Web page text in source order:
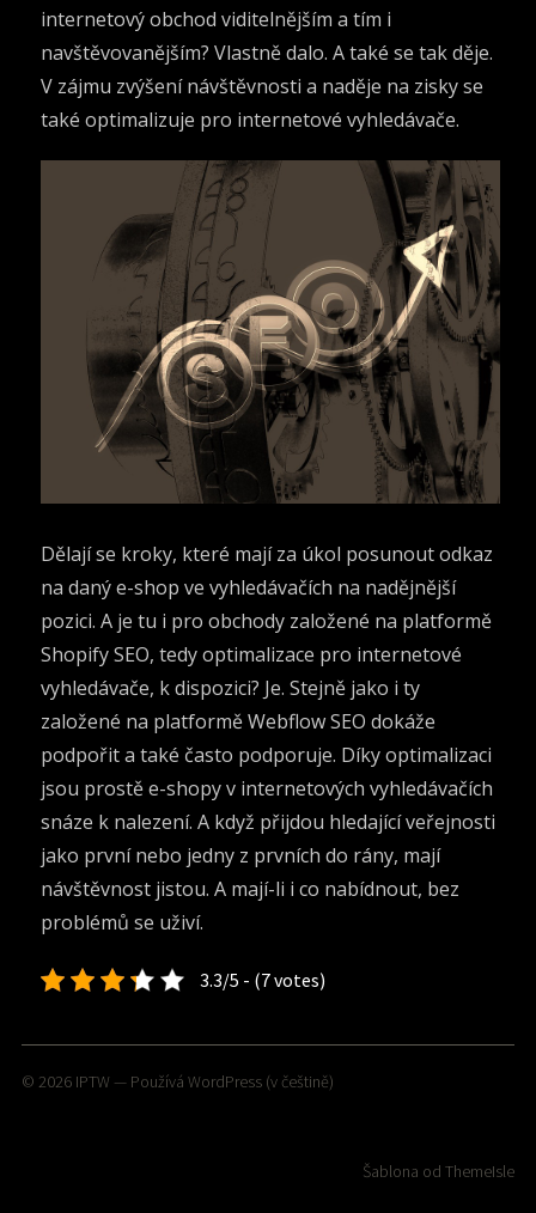
internetový obchod viditelnějším a tím i
navštěvovanějším? Vlastně dalo. A také se tak děje.
V zájmu zvýšení návštěvnosti a naděje na zisky se
také optimalizuje pro internetové vyhledávače.
Dělají se kroky, které mají za úkol posunout odkaz
na daný e-shop ve vyhledávačích na nadějnější
pozici. A je tu i pro obchody založené na platformě
Shopify SEO, tedy optimalizace pro internetové
vyhledávače, k dispozici? Je. Stejně jako i ty
založené na platforměWebflow SEO dokáže
podpořit a také často podporuje. Díky optimalizaci
jsou prostě e-shopy v internetových vyhledávačích
snáze k nalezení. A když přijdou hledající veřejnosti
jako první nebo jedny z prvních do rány, mají
návštěvnost jistou. A mají-li i co nabídnout, bez
problémů se uživí.
3.3/5 - (7 votes)
© 2026 IPTW — Používá WordPress(v češtině)
Šablona odThemeIsle